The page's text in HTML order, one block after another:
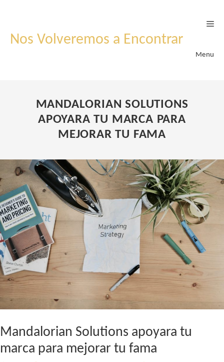
Nos Volveremos a Encontrar
Menu
MANDALORIAN SOLUTIONS
APOYARA TU MARCA PARA
MEJORAR TU FAMA
Mandalorian Solutions apoyara tu
marca para mejorar tu fama